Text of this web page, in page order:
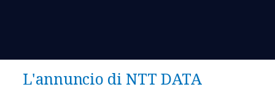
L'annuncio di NTT DATA